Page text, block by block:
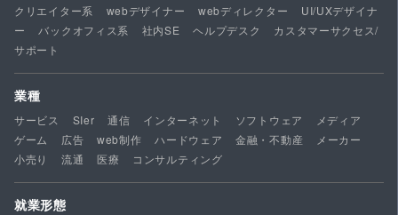
クリエイター系
webデザイナー webディレクター
UI/UXデザイナ
ー
バックオフィス系 社内SE ヘルプデスク
カスタマーサクセス/
サポート
業種
サービス SIer 通信 インターネット ソフトウェア
メディア
ゲーム
広告 web制作 ハードウェア 金融・不動産
メーカー
小売り
流通 医療 コンサルティング
就業形態